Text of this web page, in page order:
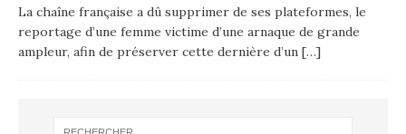
La chaîne française a dû supprimer de ses plateformes, le
reportage d’une femme victime d’une arnaque de grande
ampleur, afin de préserver cette dernière d’un […]